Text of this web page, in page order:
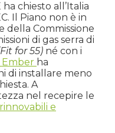
chiesto all’Italia
Il Piano non è in
della Commissione
di gas serra di
for 55) né con i
Ember ha
di installare meno
A
nel recepire le
rinnovabili e